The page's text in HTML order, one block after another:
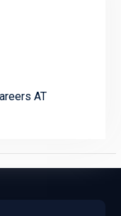
AT